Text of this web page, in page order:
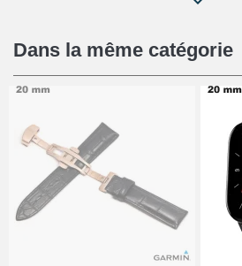
16,90 €
Pied à Coulisse
Kit Horlogerie
26,90 €
Dans la même catégorie